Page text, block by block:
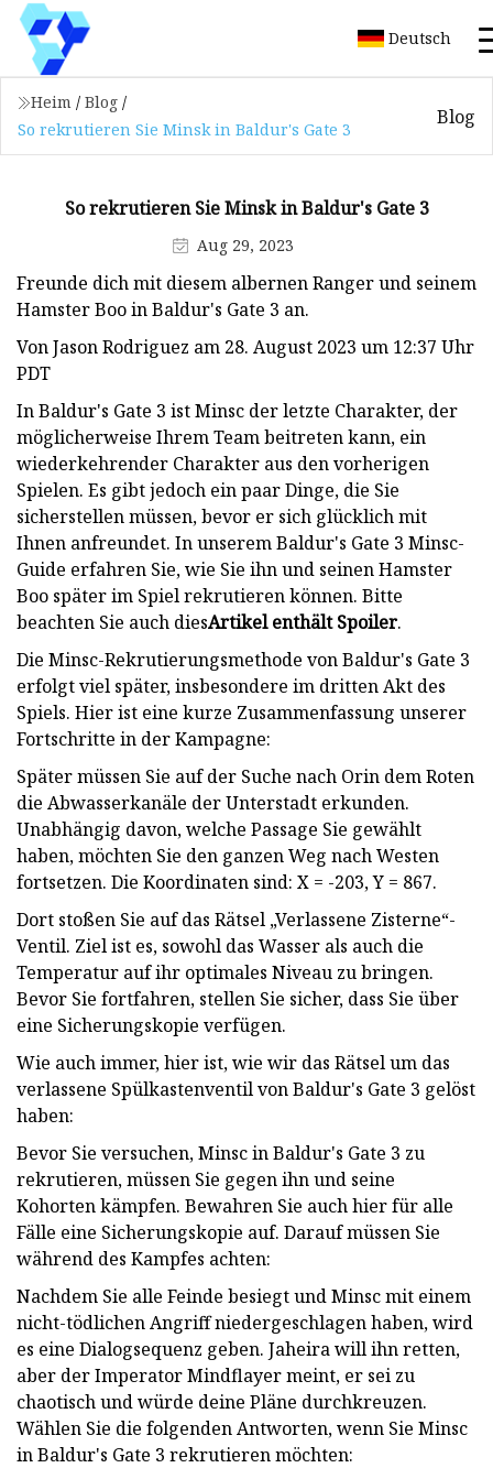
Deutsch
Heim / Blog /
So rekrutieren Sie Minsk in Baldur's Gate 3
Blog
So rekrutieren Sie Minsk in Baldur's Gate 3
Aug 29, 2023
Freunde dich mit diesem albernen Ranger und seinem
Hamster Boo in Baldur's Gate 3 an.
Von Jason Rodriguez am 28. August 2023 um 12:37 Uhr
PDT
In Baldur's Gate 3 ist Minsc der letzte Charakter, der
möglicherweise Ihrem Team beitreten kann, ein
wiederkehrender Charakter aus den vorherigen
Spielen. Es gibt jedoch ein paar Dinge, die Sie
sicherstellen müssen, bevor er sich glücklich mit
Ihnen anfreundet. In unserem Baldur's Gate 3 Minsc-
Guide erfahren Sie, wie Sie ihn und seinen Hamster
Boo später im Spiel rekrutieren können. Bitte
beachten Sie auch diesArtikel enthält Spoiler.
Die Minsc-Rekrutierungsmethode von Baldur's Gate 3
erfolgt viel später, insbesondere im dritten Akt des
Spiels. Hier ist eine kurze Zusammenfassung unserer
Fortschritte in der Kampagne:
Später müssen Sie auf der Suche nach Orin dem Roten
die Abwasserkanäle der Unterstadt erkunden.
Unabhängig davon, welche Passage Sie gewählt
haben, möchten Sie den ganzen Weg nach Westen
fortsetzen. Die Koordinaten sind: X = -203, Y = 867.
Dort stoßen Sie auf das Rätsel „Verlassene Zisterne“-
Ventil. Ziel ist es, sowohl das Wasser als auch die
Temperatur auf ihr optimales Niveau zu bringen.
Bevor Sie fortfahren, stellen Sie sicher, dass Sie über
eine Sicherungskopie verfügen.
Wie auch immer, hier ist, wie wir das Rätsel um das
verlassene Spülkastenventil von Baldur's Gate 3 gelöst
haben:
Bevor Sie versuchen, Minsc in Baldur's Gate 3 zu
rekrutieren, müssen Sie gegen ihn und seine
Kohorten kämpfen. Bewahren Sie auch hier für alle
Fälle eine Sicherungskopie auf. Darauf müssen Sie
während des Kampfes achten:
Nachdem Sie alle Feinde besiegt und Minsc mit einem
nicht-tödlichen Angriff niedergeschlagen haben, wird
es eine Dialogsequenz geben. Jaheira will ihn retten,
aber der Imperator Mindflayer meint, er sei zu
chaotisch und würde deine Pläne durchkreuzen.
Wählen Sie die folgenden Antworten, wenn Sie Minsc
in Baldur's Gate 3 rekrutieren möchten: